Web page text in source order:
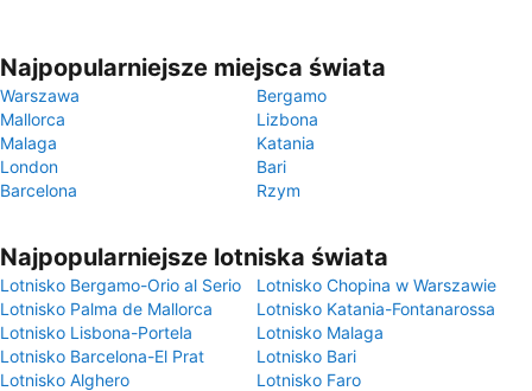
Najpopularniejsze miejsca świata
Warszawa
Bergamo
Mallorca
Lizbona
Malaga
Katania
London
Bari
Barcelona
Rzym
Najpopularniejsze lotniska świata
Lotnisko Bergamo-Orio al Serio
Lotnisko Chopina w Warszawie
Lotnisko Palma de Mallorca
Lotnisko Katania-Fontanarossa
Lotnisko Lisbona-Portela
Lotnisko Malaga
Lotnisko Barcelona-El Prat
Lotnisko Bari
Lotnisko Alghero
Lotnisko Faro